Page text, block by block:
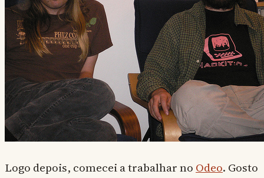
Logo depois, comecei a trabalhar no Odeo. Gosto